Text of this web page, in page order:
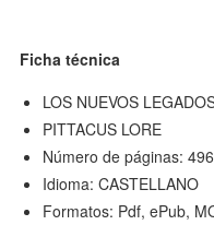
Ficha técnica
LOS NUEVOS
PITTACUS LORE
Número de páginas: 496
Idioma: CASTELLANO
Formatos: Pdf, ePub,